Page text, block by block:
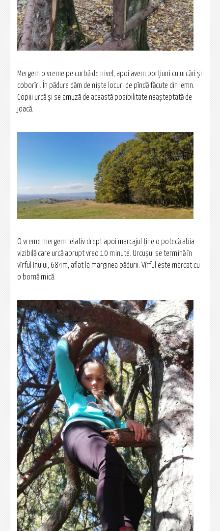
Mergem o vreme pe curbă de nivel, apoi avem porțiuni cu urcări și
coborîri. În pădure dăm de niște locuri de pîndă făcute din lemn.
Copiii urcă și se amuză de această posibilitate neașteptată de
joacă.
O vreme mergem relativ drept apoi marcajul ține o potecă abia
vizibilă care urcă abrupt vreo 10 minute. Urcușul se termină în
vîrful Inului, 684m, aflat la marginea pădurii. Vîrful este marcat cu
o bornă mică.